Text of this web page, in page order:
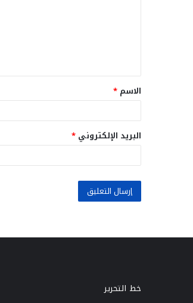
ق
*
الاسم *
البريد الإلكتروني *
خط التحرير